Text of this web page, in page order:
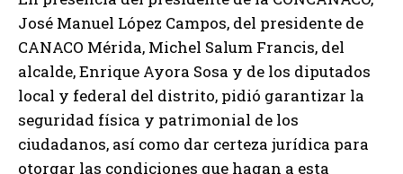
José Manuel López Campos, del presidente de
CANACO Mérida, Michel Salum Francis, del
alcalde, Enrique Ayora Sosa y de los diputados
local y federal del distrito, pidió garantizar la
seguridad física y patrimonial de los
ciudadanos, así como dar certeza jurídica para
otorgar las condiciones que hagan a esta